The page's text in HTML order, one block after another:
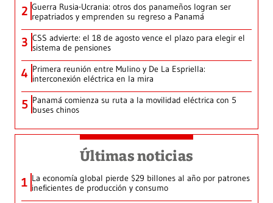
2 Guerra Rusia-Ucrania: otros dos panameños logran ser
repatriados y emprenden su regreso a Panamá
3 CSS advierte: el 18 de agosto vence el plazo para elegir el
sistema de pensiones
4 Primera reunión entre Mulino y De La Espriella:
interconexión eléctrica en la mira
5 Panamá comienza su ruta a la movilidad eléctrica con 5
buses chinos
Últimas noticias
1 La economía global pierde $29 billones al año por patrones
ineficientes de producción y consumo